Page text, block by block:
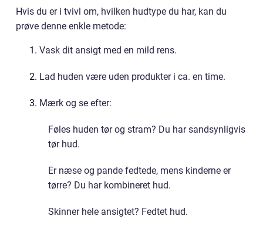
Hvis du er i tvivl om, hvilken hudtype du har, kan du
prøve denne enkle metode:
Vask dit ansigt med en mild rens.
Lad huden være uden produkter i ca. en time.
Mærk og se efter:
Føles huden tør og stram? Du har sandsynligvis
tør hud.
Er næse og pande fedtede, mens kinderne er
tørre? Du har kombineret hud.
Skinner hele ansigtet? Fedtet hud.